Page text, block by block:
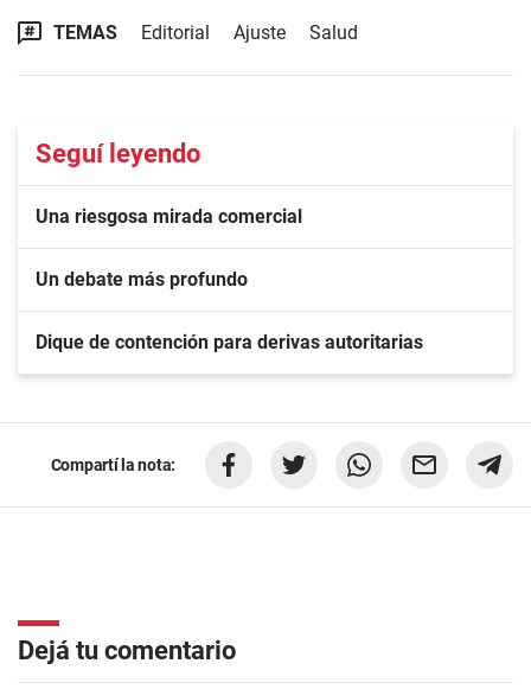
TEMAS Editorial Ajuste Salud
Seguí leyendo
Una riesgosa mirada comercial
Un debate más profundo
Dique de contención para derivas autoritarias
Compartí la nota:
Dejá tu comentario